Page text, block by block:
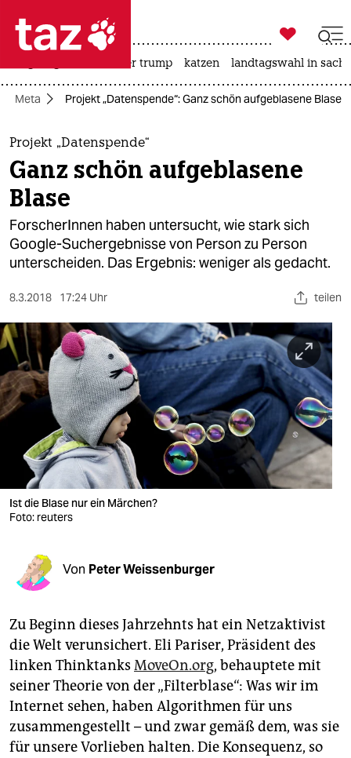
 taz zahl ich
taz zahl ich
themen
politik
öko
gesellschaft
sport
berlin
nord
wahrheit
verlag
verlag
veranstaltungen
fragen & hilfe
unterstützen
abo
genossenschaft
epaper login

taz zahl ich
usa unter trump katzen landtagswahl in
Meta Projekt „Datenspende“: Ganz schön aufgeblasene Blase
Projekt „Datenspende“
Ganz schön aufgeblasene
Blase
ForscherInnen haben untersucht, wie stark sich
Google-Suchergebnisse von Person zu Person
unterscheiden. Das Ergebnis: weniger als gedacht.
8.3.2018 17:24 Uhr teilen
Ist die Blase nur ein Märchen?
Foto: reuters
Von Peter Weissenburger
Zu Beginn dieses Jahrzehnts hat ein Netzaktivist
die Welt verunsichert. Eli Pariser, Präsident des
linken Thinktanks MoveOn.org, behauptete mit
seiner Theorie von der „Filterblase“: Was wir im
Internet sehen, haben Algorithmen für uns
zusammengestellt – und zwar gemäß dem, was sie
für unsere Vorlieben halten. Die Konsequenz, so